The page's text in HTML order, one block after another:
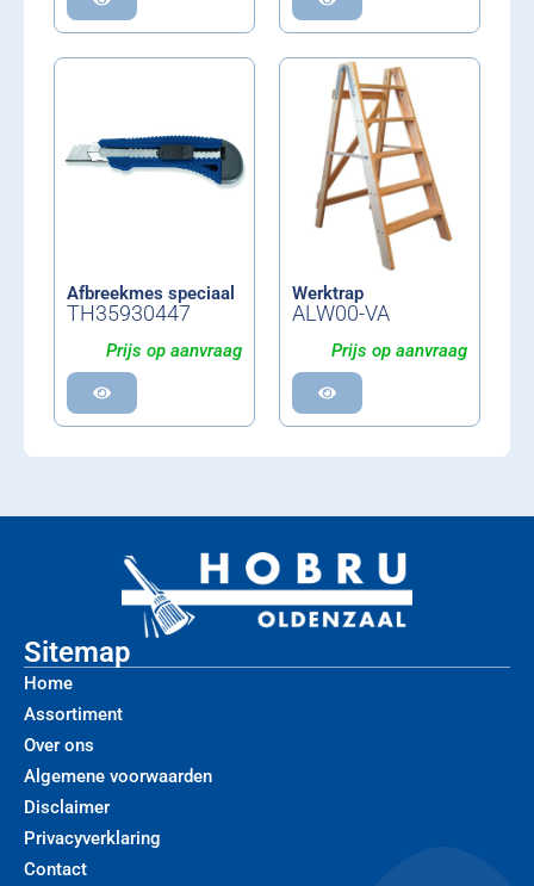
Afbreekmes speciaal
TH35930447
Prijs op aanvraag
Werktrap
ALW00-VA
Prijs op aanvraag
Sitemap
Home
Assortiment
Over ons
Algemene voorwaarden
Disclaimer
Privacyverklaring
Contact